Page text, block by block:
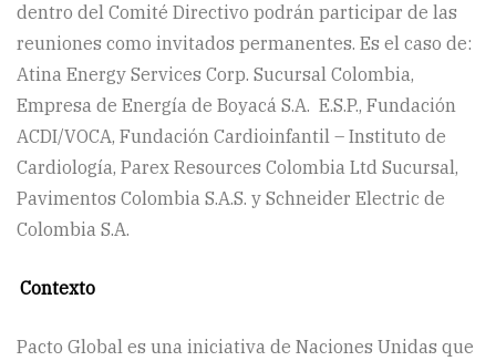
dentro del Comité Directivo podrán participar de las
reuniones como invitados permanentes. Es el caso de:
Atina Energy Services Corp. Sucursal Colombia,
Empresa de Energía de Boyacá S.A. E.S.P., Fundación
ACDI/VOCA, Fundación Cardioinfantil – Instituto de
Cardiología, Parex Resources Colombia Ltd Sucursal,
Pavimentos Colombia S.A.S. y Schneider Electric de
Colombia S.A.
Contexto
Pacto Global es una iniciativa de Naciones Unidas que